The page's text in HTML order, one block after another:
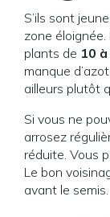
S’ils sont
zone
plants de 10
manque
ailleurs plutôt
Si vous ne
arrosez
réduite. Vous
Le bon
avant le semis.